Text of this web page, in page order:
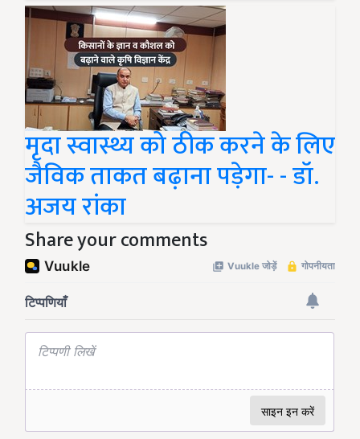
मृदा स्वास्थ्य को ठीक करने के लिए
जैविक ताकत बढ़ाना पड़ेगा- - डॉ.
अजय रांका
Share your comments